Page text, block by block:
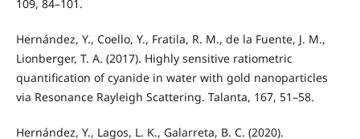
109, 84–101.
Hernández, Y., Coello, Y., Fratila, R. M., de la Fuente, J. M.,
Lionberger, T. A. (2017). Highly sensitive ratiometric
quantification of cyanide in water with gold nanoparticles
via Resonance Rayleigh Scattering. Talanta, 167, 51–58.
Hernández, Y., Lagos, L. K., Galarreta, B. C. (2020).